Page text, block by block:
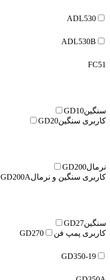
ADL530
ADL530B
FC51
سنگینGD10
کاربری سنگینGD20
نرمالGD200
کاربری سنگین و نرمالGD200A
سنگینGD27
کاربری پمپ فن
GD270
GD350-19